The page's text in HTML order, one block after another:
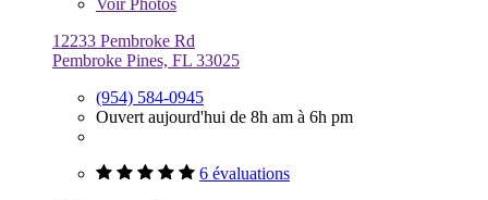
VoirPhotos
12233 Pembroke Rd
Pembroke Pines, FL 33025
(954) 584-0945
Ouvert aujourd'hui de 8h am à 6h pm
6 évaluations